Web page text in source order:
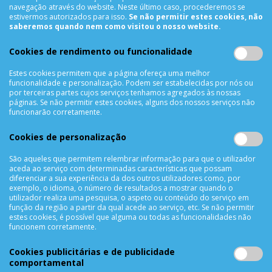
Termos & Condições
Política de Privacidade
Métodos de Pagamento
Livro de reclamações
Mapa do site
APOIO AO CLIENTE
Criar Conta
As Minhas Encomendas
Lista de Desejos
Lista de Comparação
Solicitar uma Devolução
Expedição
Utilização de Cookies
NEWSLETTER
navegação através do website. Neste último caso, procederemos se
estivermos autorizados para isso. Se não permitir estes cookies, não
saberemos quando nem como visitou o nosso website.
Cookies de rendimento ou funcionalidade
Estes cookies permitem que a página ofereça uma melhor
funcionalidade e personalização. Podem ser estabelecidas por nós ou
por terceiras partes cujos serviços tenhamos agregados às nossas
páginas. Se não permitir estes cookies, alguns dos nossos serviços não
funcionarão corretamente.
Cookies de personalização
São aqueles que permitem relembrar informação para que o utilizador
aceda ao serviço com determinadas características que possam
diferenciar a sua experiência da dos outros utilizadores como, por
exemplo, o idioma, o número de resultados a mostrar quando o
utilizador realiza uma pesquisa, o aspeto ou conteúdo do serviço em
função da região a partir da qual acede ao serviço, etc. Se não permitir
estes cookies, é possível que alguma ou todas as funcionalidades não
funcionem corretamente.
Cookies publicitárias e de publicidade
comportamental